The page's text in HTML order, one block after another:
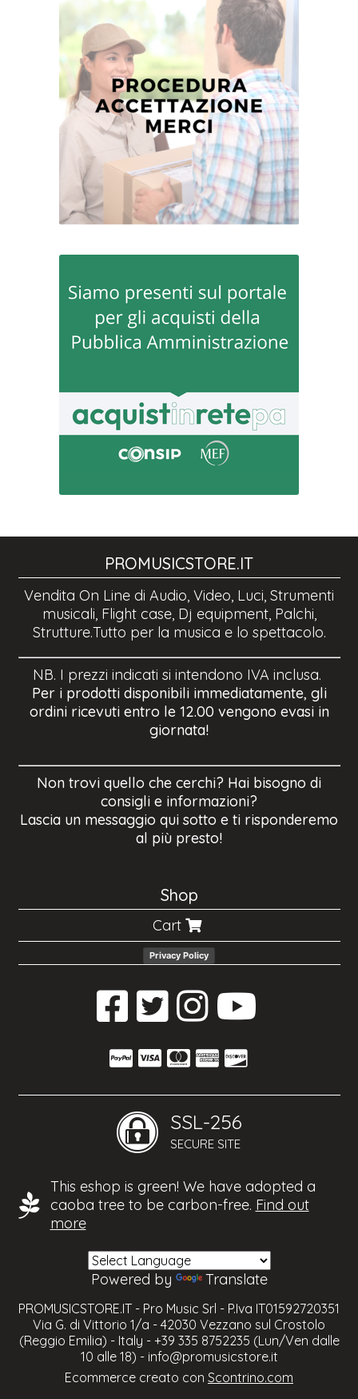
PROMUSICSTORE.IT
Vendita On Line di Audio, Video, Luci, Strumenti
musicali, Flight case, Dj equipment, Palchi,
Strutture.Tutto per la musica e lo spettacolo.
NB. I prezzi indicati si intendono IVA inclusa.
Per i prodotti disponibili immediatamente, gli
ordini ricevuti entro le 12.00 vengono evasi in
giornata!
Non trovi quello che cerchi? Hai bisogno di
consigli e informazioni?
Lascia un messaggio qui sotto e ti risponderemo
al più presto!
Shop
Cart
Privacy Policy
SSL-256
SECURE SITE
This eshop is green! We have adopted a
caoba tree to be carbon-free. Find out
more
Powered by Translate
PROMUSICSTORE.IT - Pro Music Srl - P.Iva IT01592720351
Via G. di Vittorio 1/a - 42030 Vezzano sul Crostolo
(Reggio Emilia) - Italy - +39 335 8752235 (Lun/Ven dalle
10 alle 18) - info@promusicstore.it
Ecommerce creato con Scontrino.com